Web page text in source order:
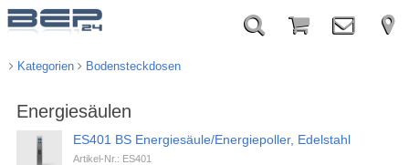
Kategorien Bodensteckdosen
Energiesäulen
ES401 BS Energiesäule/Energiepoller, Edelstahl
Artikel-Nr.: ES401